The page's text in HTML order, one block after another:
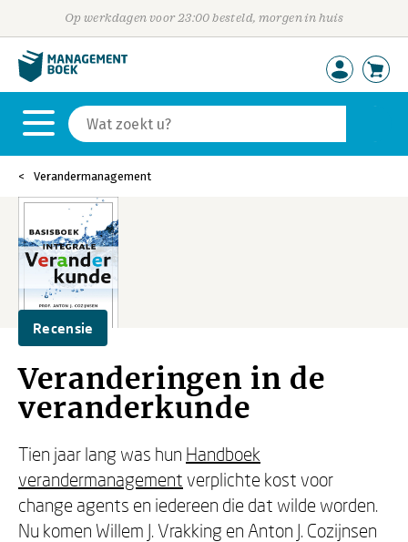
Op werkdagen voor 23:00 besteld, morgen in huis
Verandermanagement
Recensie
Veranderingen in de
veranderkunde
Tien jaar lang was hun Handboek
verandermanagement verplichte kost voor
change agents en iedereen die dat wilde worden.
Nu komen Willem J. Vrakking en Anton J. Cozijnsen